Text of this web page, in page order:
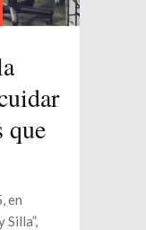
que
en